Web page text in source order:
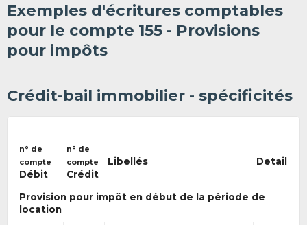
Exemples d'écritures comptables
pour le compte 155 - Provisions
pour impôts
Crédit-bail immobilier - spécificités
n° de
compte
Débit
n° de
compte
Crédit
Libellés Detail
Provision pour impôt en début de la période de
location